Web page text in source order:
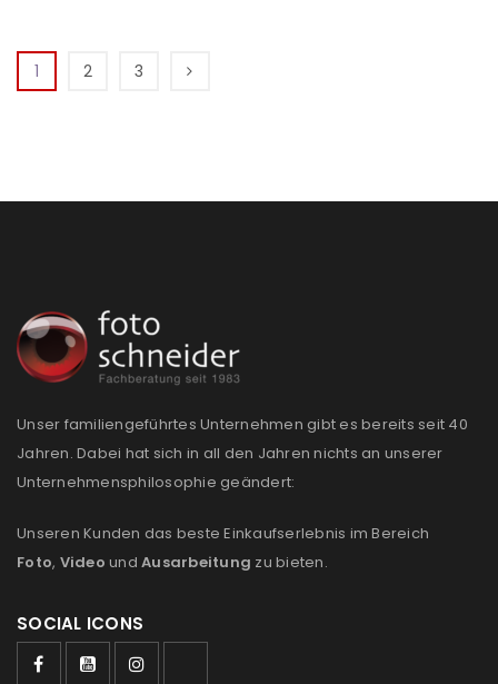
1 2 3
Unser familiengeführtes Unternehmen gibt es bereits seit 40
Jahren. Dabei hat sich in all den Jahren nichts an unserer
Unternehmensphilosophie geändert:
Unseren Kunden das beste Einkaufserlebnis im Bereich
Foto, Video und Ausarbeitung zu bieten.
SOCIAL ICONS